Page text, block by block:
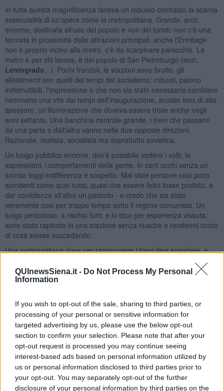
QUInewsSiena.it - Do Not Process My Personal
Information
If you wish to opt-out of the sale, sharing to third parties, or
processing of your personal or sensitive information for
targeted advertising by us, please use the below opt-out
section to confirm your selection. Please note that after your
opt-out request is processed you may continue seeing
interest-based ads based on personal information utilized by
us or personal information disclosed to third parties prior to
your opt-out. You may separately opt-out of the further
disclosure of your personal information by third parties on the
In tutta questa magnificienza faceva un robusto contrasto la scarna
essenzialità di un'opera come la metropolitana. Grande, anzi,
enorme, destinata all'uso del popolo e non dei turisti: non c'è una
fermata in prossimità delle attrazioni principali, anche l'Ermitage
non è proprio vicino alla metro, c'è da scarpinare parecchio. La
metro è per chi lavora, è del popolo di San Pietroburgo (anzi,
Leningrado ...). Pochi fronzoli, le stazioni sono brutte, gli
allestimenti son quelli dei tempi del socialismo: robusti, paiono
indistruttibili, l'impressione è che non sia stato necessario cambiare
nemmeno una vite dai tempi dell'inaugurazione, acciaio inox di alto
spessore, un'illuminazione che doveva essere triste anche negli
anni settanta. Una banchina centrale grande, i treni che passano
da una parte o dall'altra vanno nelle due opposte direzioni.
Razionale, realista, socialista ma soprattutto sovietica.
Un luogo pubblico enorme, dov'è possibile vedere i volti, le
espressioni, i comportamenti della gente. In certi occhi senza un
sorriso leggi indifferenza e sospetto. Mai viste persone così poco
sorridenti come quei russi, quasi che essere felici fosse proibito, e
dar confidenza all'altro un pericolo - e credo che sia stato
veramente così per troppo tempo sotto il regime comunista. Un
luogo pericoloso, a rischio furti, e lo dico per esperienza vissuta:
sono stato rapinato in una stazione senza riuscire a rendermi conto
di cosa stesse succedendo.
Una metropolitana dove per raggiungere i treni devi scendere, e
scale mobili. La stazione più profonda è posta a 90 metri sotto il
piano stradale, ma anche le altre non scherzano.
avevamo l'albergo, ci siamo entrati ed usciti una miriade di volte.
Una stazione importante, con tre linee che ci passano, sotto ad una
piazza frequentata, grande, con mercatini, centro commerciale,
varia umanità. Immagino un'esplosione sotto terra, profonda, e
come sia dura capire cosa è successo, e riparare tutto per ripartire.
Me la sento addosso, la sensazione di sgomento e paura.
La voglia di saperne di più, di capire.
Ed il pensiero di un Putin che, per quanto ci viene dato di sapere,
parrebbe in un momento di difficoltà interna. Contestazioni,